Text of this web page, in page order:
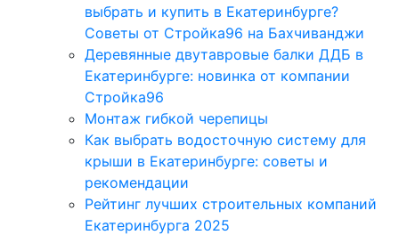
выбрать и купить в Екатеринбурге?
Советы от Стройка96 на Бахчиванджи
Деревянные двутавровые балки ДДБ в
Екатеринбурге: новинка от компании
Стройка96
Монтаж гибкой черепицы
Как выбрать водосточную систему для
крыши в Екатеринбурге: советы и
рекомендации
Рейтинг лучших строительных компаний
Екатеринбурга 2025